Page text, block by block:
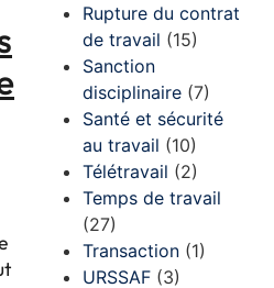
Rupture du contrat
de travail (15)
Sanction
disciplinaire (7)
Santé et sécurité
au travail (10)
Télétravail (2)
Temps de travail
(27)
Transaction (1)
URSSAF (3)